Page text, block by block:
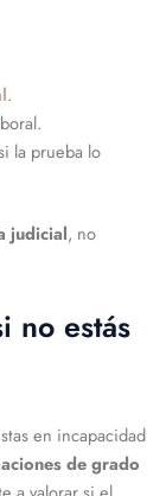
.
la prueba lo
judicial, no
no estás
en incapacidad
de grado